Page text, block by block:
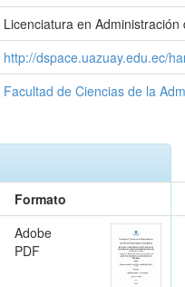
Licenciatura en Administración
http://dspace.uazuay.edu.ec/
Facultad de Ciencias de la
Formato
Adobe
PDF